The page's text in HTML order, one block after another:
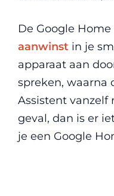
De Google Home
aanwinst in je
apparaat aan
spreken, waarna
Assistent vanzelf
geval, dan is er
je een Google